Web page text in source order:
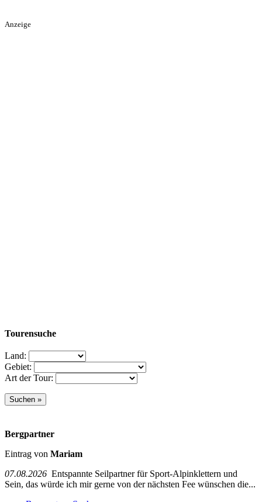
Anzeige
Tourensuche
Land:
Gebiet:
Art der Tour:
Bergpartner
Eintrag von Mariam
07.08.2026 Entspannte Seilpartner für Sport-Alpinklettern und
Sein, das würde ich mir gerne von der nächsten Fee wünschen die...